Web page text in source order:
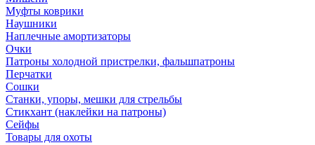
Муфты коврики
Наушники
Наплечные амортизаторы
Очки
Патроны холодной пристрелки, фальшпатроны
Перчатки
Сошки
Станки, упоры, мешки для стрельбы
Стикхант (наклейки на патроны)
Сейфы
Товары для охоты